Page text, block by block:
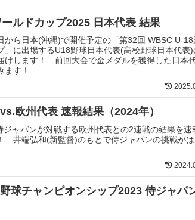
ルドカップ2025 日本代表 結果
から日本(沖縄)で開催予定の「第32回 WBSC U-18
」に出場するU18野球日本代表(高校野球日本代表)
けします！ 前回大会で金メダルを獲得した日本
ます！
欧州代表 速報結果（2024年）
ジャパンが対戦する欧州代表との2連戦の結果を速
井端弘和(新監督)のもとで侍ジャパンの挑戦がは
球チャンピオンシップ2023 侍ジャパ